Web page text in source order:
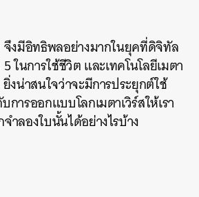
งมีอิทธิพลอย่างมากในยุคที่ดิจิทัล
ในการใช้ชีวิต และเทคโนโลยีเมตา
งน่าสนใจว่าจะมีการประยุกต์ใช้
ารออกแบบโลกเมตาเวิร์สให้เรา
ำลองใบนั้นได้อย่างไรบ้าง